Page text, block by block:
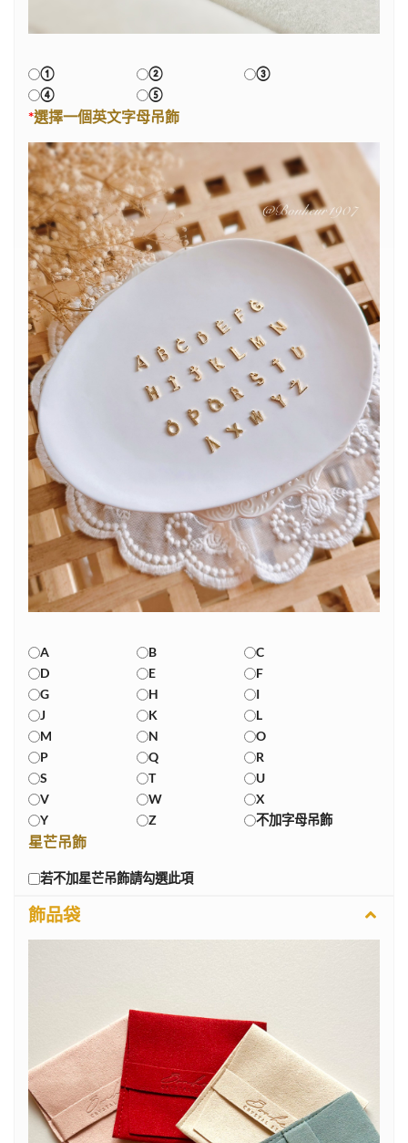
① ②
③
④
⑤
*選擇一個英文字母吊飾
A B
C
D
E
F
G
H
I
J
K
L
M
N
O
P
Q
R
S
T
U
V
W
X
Y
Z 不加字母吊飾
星芒吊飾
若不加星芒吊飾請勾選此項
飾品袋